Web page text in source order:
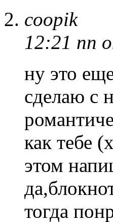
coopik
12:21 пп
ну это
сделаю с
как тебе
этом
тогда